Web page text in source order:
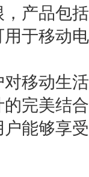
产品包
于移动
对移动生
完美结
能够享